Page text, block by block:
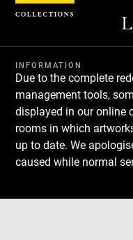
INFORMATION
Due to the complete
management tools,
displayed in our online
rooms in which
up to date. We
caused while normal
Download
Next
Previous
Cookies management panel